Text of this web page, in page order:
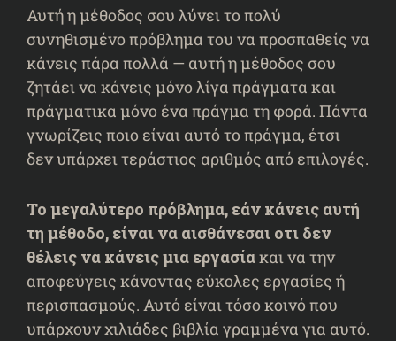
Αυτή η μέθοδος σου λύνει το πολύ
συνηθισμένο πρόβλημα του να προσπαθείς να
κάνεις πάρα πολλά — αυτή η μέθοδος σου
ζητάει να κάνεις μόνο λίγα πράγματα και
πράγματικα μόνο ένα πράγμα τη φορά. Πάντα
γνωρίζεις ποιο είναι αυτό το πράγμα, έτσι
δεν υπάρχει τεράστιος αριθμός από επιλογές.
Το μεγαλύτερο πρόβλημα, εάν κάνεις αυτή
τη μέθοδο, είναι να αισθάνεσαι οτι δεν
θέλεις να κάνεις μια εργασίακαι να την
αποφεύγεις κάνοντας εύκολες εργασίες ή
περισπασμούς. Αυτό είναι τόσο κοινό που
υπάρχουν χιλιάδες βιβλία γραμμένα για αυτό.